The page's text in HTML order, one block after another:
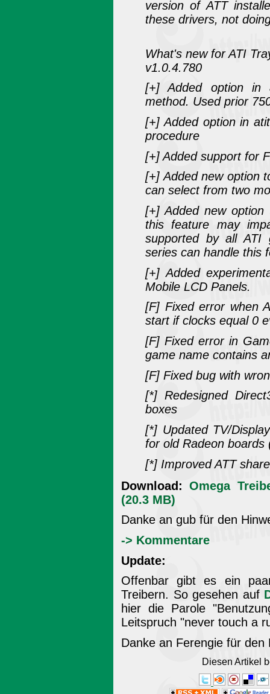
version of ATT
these drivers, not
What's new for ATI
v1.0.4.780
[+] Added option in
method. Used prior
[+] Added option in
procedure
[+] Added support for
[+] Added new option
can select from two
[+] Added new option
this feature may
supported by all ATI
series can handle this
[+] Added
Mobile LCD Panels.
[F] Fixed error when
start if clocks equal 0
[F] Fixed error in
game name contains
[F] Fixed bug with
[*] Redesigned
boxes
[*] Updated TV/
for old Radeon boards
[*] Improved ATT
Download:
Omega
(20.3 MB)
Danke an gub für den
-> Kommentare
Update:
Offenbar gibt es ein
Treibern. So gesehen auf
hier die Parole
Leitspruch "never touch a
Danke an Ferengie für den
Diesen Artikel